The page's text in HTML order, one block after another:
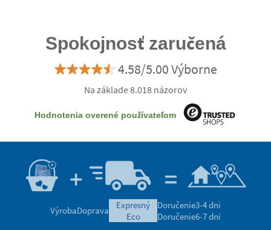
Spokojnosť zaručená
4.58/5.00 Výborne
Na základe 8.018 názorov
Hodnotenia overené používateľom
VýrobaDoprava
expresný
eco
Doručenie3-4 dni
Doručenie6-7 dni